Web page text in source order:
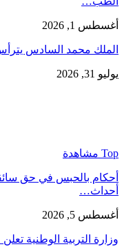
أغسطس 1, 2026
الملك محمد السادس
يوليو 31, 2026
Top مشاهدة
أحكام بالحبس في حق
أحداث…
أغسطس 5, 2026
وزارة التربية الوطنية